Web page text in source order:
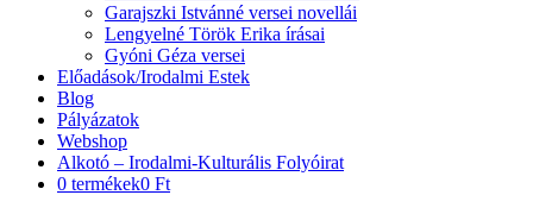
Garajszki Istvánné versei novellái
Lengyelné Török Erika írásai
Gyóni Géza versei
Előadások/Irodalmi Estek
Blog
Pályázatok
Webshop
Alkotó – Irodalmi-Kulturális Folyóirat
0 termékek0 Ft